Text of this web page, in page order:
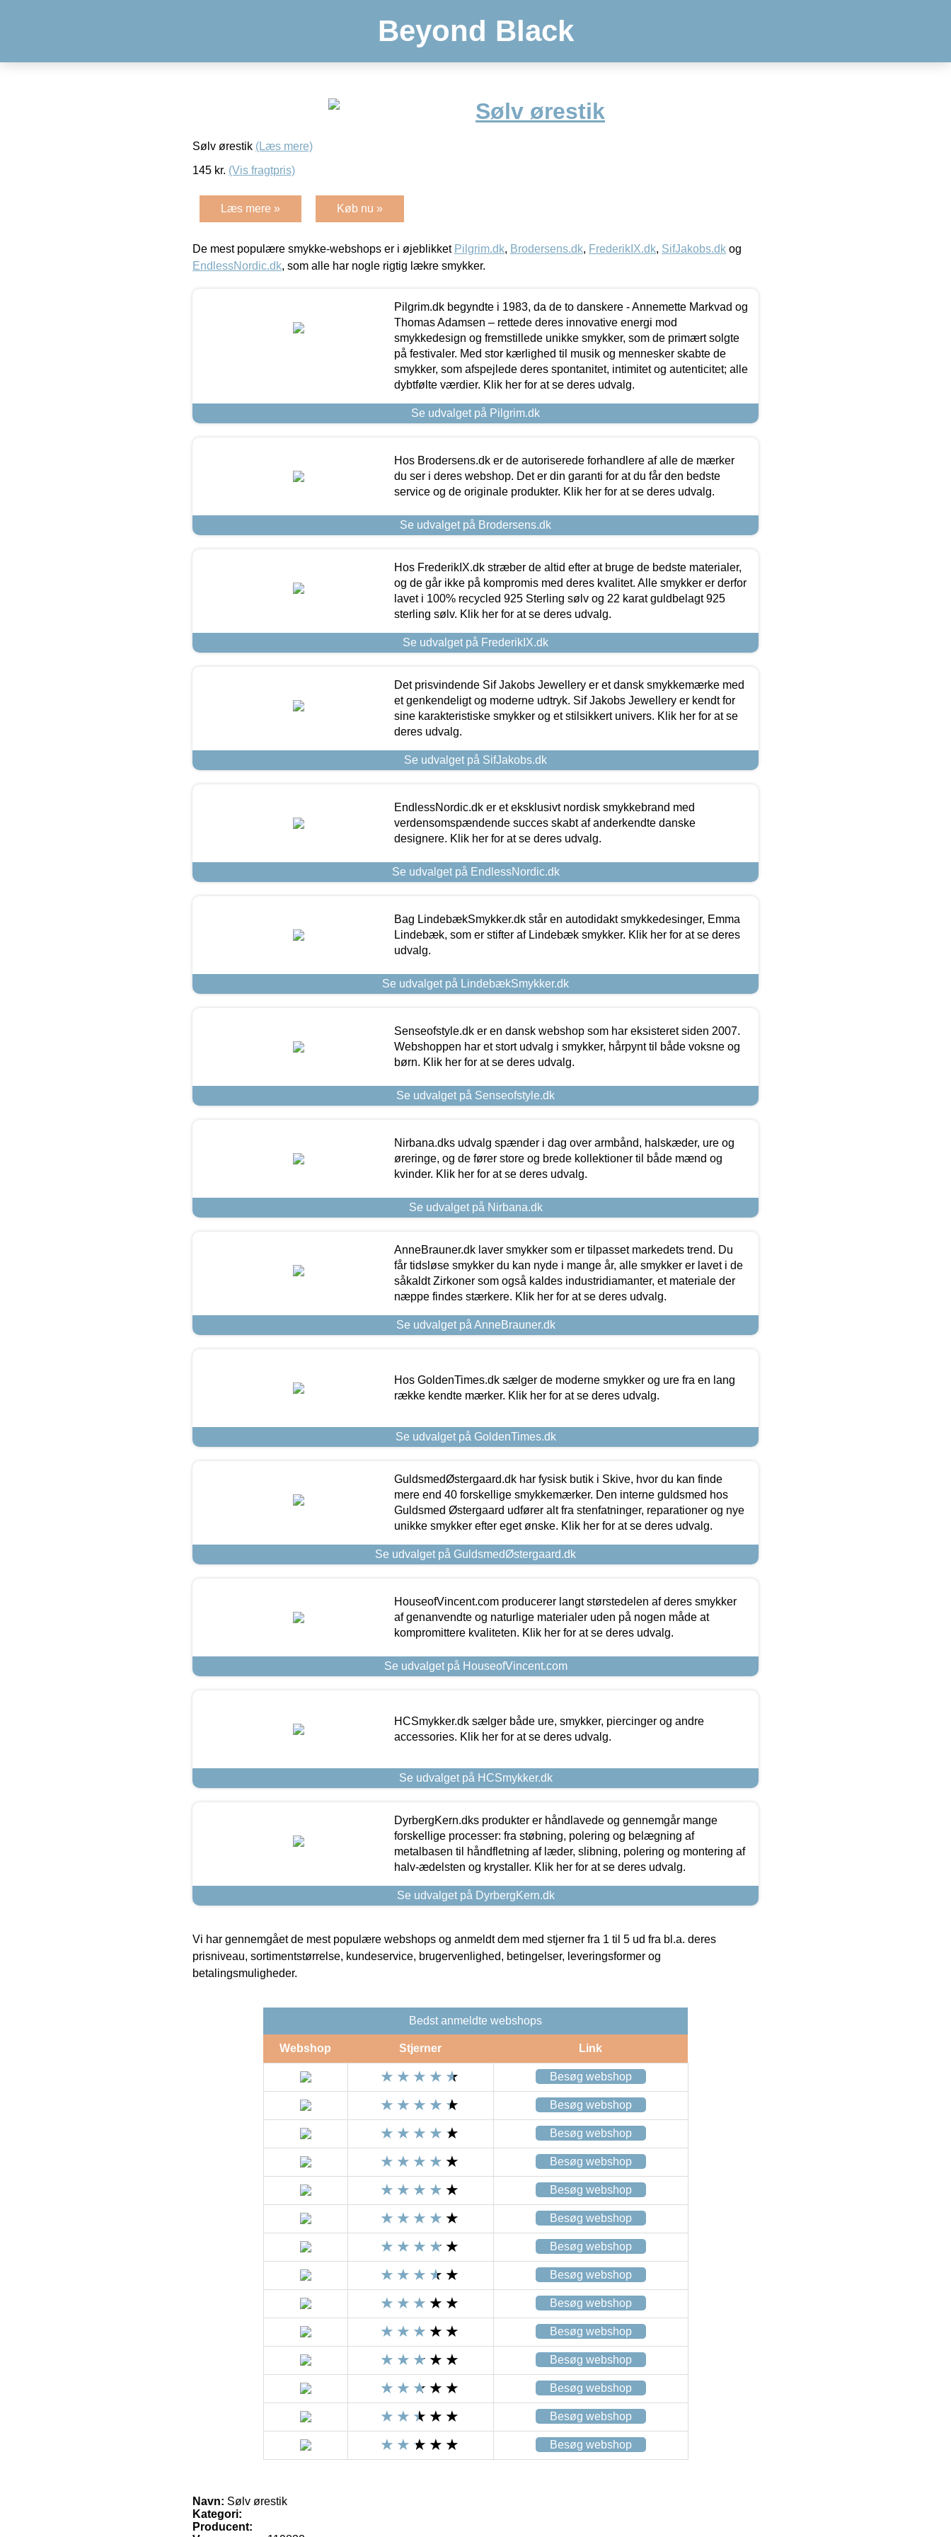
Beyond Black
Sølv ørestik
Sølv ørestik (Læs mere)
145 kr. (Vis fragtpris)
Læs mere » Køb nu »
De mest populære smykke-webshops er i øjeblikket Pilgrim.dk, Brodersens.dk, FrederikIX.dk, SifJakobs.dk og
EndlessNordic.dk, som alle har nogle rigtig lækre smykker.
Pilgrim.dk begyndte i 1983, da de to danskere - Annemette Markvad og
Thomas Adamsen – rettede deres innovative energi mod
smykkedesign og fremstillede unikke smykker, som de primært solgte
på festivaler. Med stor kærlighed til musik og mennesker skabte de
smykker, som afspejlede deres spontanitet, intimitet og autenticitet; alle
dybtfølte værdier. Klik her for at se deres udvalg.
Se udvalget på Pilgrim.dk
Hos Brodersens.dk er de autoriserede forhandlere af alle de mærker
du ser i deres webshop. Det er din garanti for at du får den bedste
service og de originale produkter. Klik her for at se deres udvalg.
Se udvalget på Brodersens.dk
Hos FrederikIX.dk stræber de altid efter at bruge de bedste materialer,
og de går ikke på kompromis med deres kvalitet. Alle smykker er derfor
lavet i 100% recycled 925 Sterling sølv og 22 karat guldbelagt 925
sterling sølv. Klik her for at se deres udvalg.
Se udvalget på FrederikIX.dk
Det prisvindende Sif Jakobs Jewellery er et dansk smykkemærke med
et genkendeligt og moderne udtryk. Sif Jakobs Jewellery er kendt for
sine karakteristiske smykker og et stilsikkert univers. Klik her for at se
deres udvalg.
Se udvalget på SifJakobs.dk
EndlessNordic.dk er et eksklusivt nordisk smykkebrand med
verdensomspændende succes skabt af anderkendte danske
designere. Klik her for at se deres udvalg.
Se udvalget på EndlessNordic.dk
Bag LindebækSmykker.dk står en autodidakt smykkedesinger, Emma
Lindebæk, som er stifter af Lindebæk smykker. Klik her for at se deres
udvalg.
Se udvalget på LindebækSmykker.dk
Senseofstyle.dk er en dansk webshop som har eksisteret siden 2007.
Webshoppen har et stort udvalg i smykker, hårpynt til både voksne og
børn. Klik her for at se deres udvalg.
Se udvalget på Senseofstyle.dk
Nirbana.dks udvalg spænder i dag over armbånd, halskæder, ure og
øreringe, og de fører store og brede kollektioner til både mænd og
kvinder. Klik her for at se deres udvalg.
Se udvalget på Nirbana.dk
AnneBrauner.dk laver smykker som er tilpasset markedets trend. Du
får tidsløse smykker du kan nyde i mange år, alle smykker er lavet i de
såkaldt Zirkoner som også kaldes industridiamanter, et materiale der
næppe findes stærkere. Klik her for at se deres udvalg.
Se udvalget på AnneBrauner.dk
Hos GoldenTimes.dk sælger de moderne smykker og ure fra en lang
række kendte mærker. Klik her for at se deres udvalg.
Se udvalget på GoldenTimes.dk
GuldsmedØstergaard.dk har fysisk butik i Skive, hvor du kan finde
mere end 40 forskellige smykkemærker. Den interne guldsmed hos
Guldsmed Østergaard udfører alt fra stenfatninger, reparationer og nye
unikke smykker efter eget ønske. Klik her for at se deres udvalg.
Se udvalget på GuldsmedØstergaard.dk
HouseofVincent.com producerer langt størstedelen af deres smykker
af genanvendte og naturlige materialer uden på nogen måde at
kompromittere kvaliteten. Klik her for at se deres udvalg.
Se udvalget på HouseofVincent.com
HCSmykker.dk sælger både ure, smykker, piercinger og andre
accessories. Klik her for at se deres udvalg.
Se udvalget på HCSmykker.dk
DyrbergKern.dks produkter er håndlavede og gennemgår mange
forskellige processer: fra støbning, polering og belægning af
metalbasen til håndfletning af læder, slibning, polering og montering af
halv-ædelsten og krystaller. Klik her for at se deres udvalg.
Se udvalget på DyrbergKern.dk
Vi har gennemgået de mest populære webshops og anmeldt dem med stjerner fra 1 til 5 ud fra bl.a. deres
prisniveau, sortimentstørrelse, kundeservice, brugervenlighed, betingelser, leveringsformer og
betalingsmuligheder.
Bedst anmeldte webshops
Webshop Stjerner Link
Besøg webshop
Besøg webshop
Besøg webshop
Besøg webshop
Besøg webshop
Besøg webshop
Besøg webshop
Besøg webshop
Besøg webshop
Besøg webshop
Besøg webshop
Besøg webshop
Besøg webshop
Besøg webshop
Navn: Sølv ørestik
Kategori:
Producent: